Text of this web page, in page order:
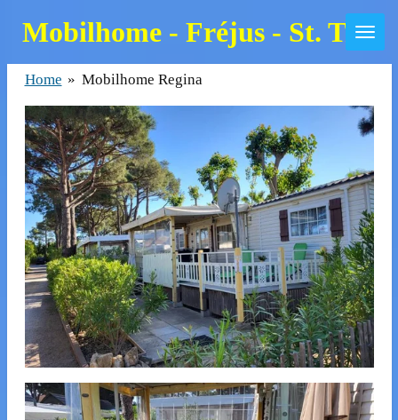
Zum
Hauptinhalt
springen
Mobilhome - Fréjus - St.
Home » Mobilhome Regina